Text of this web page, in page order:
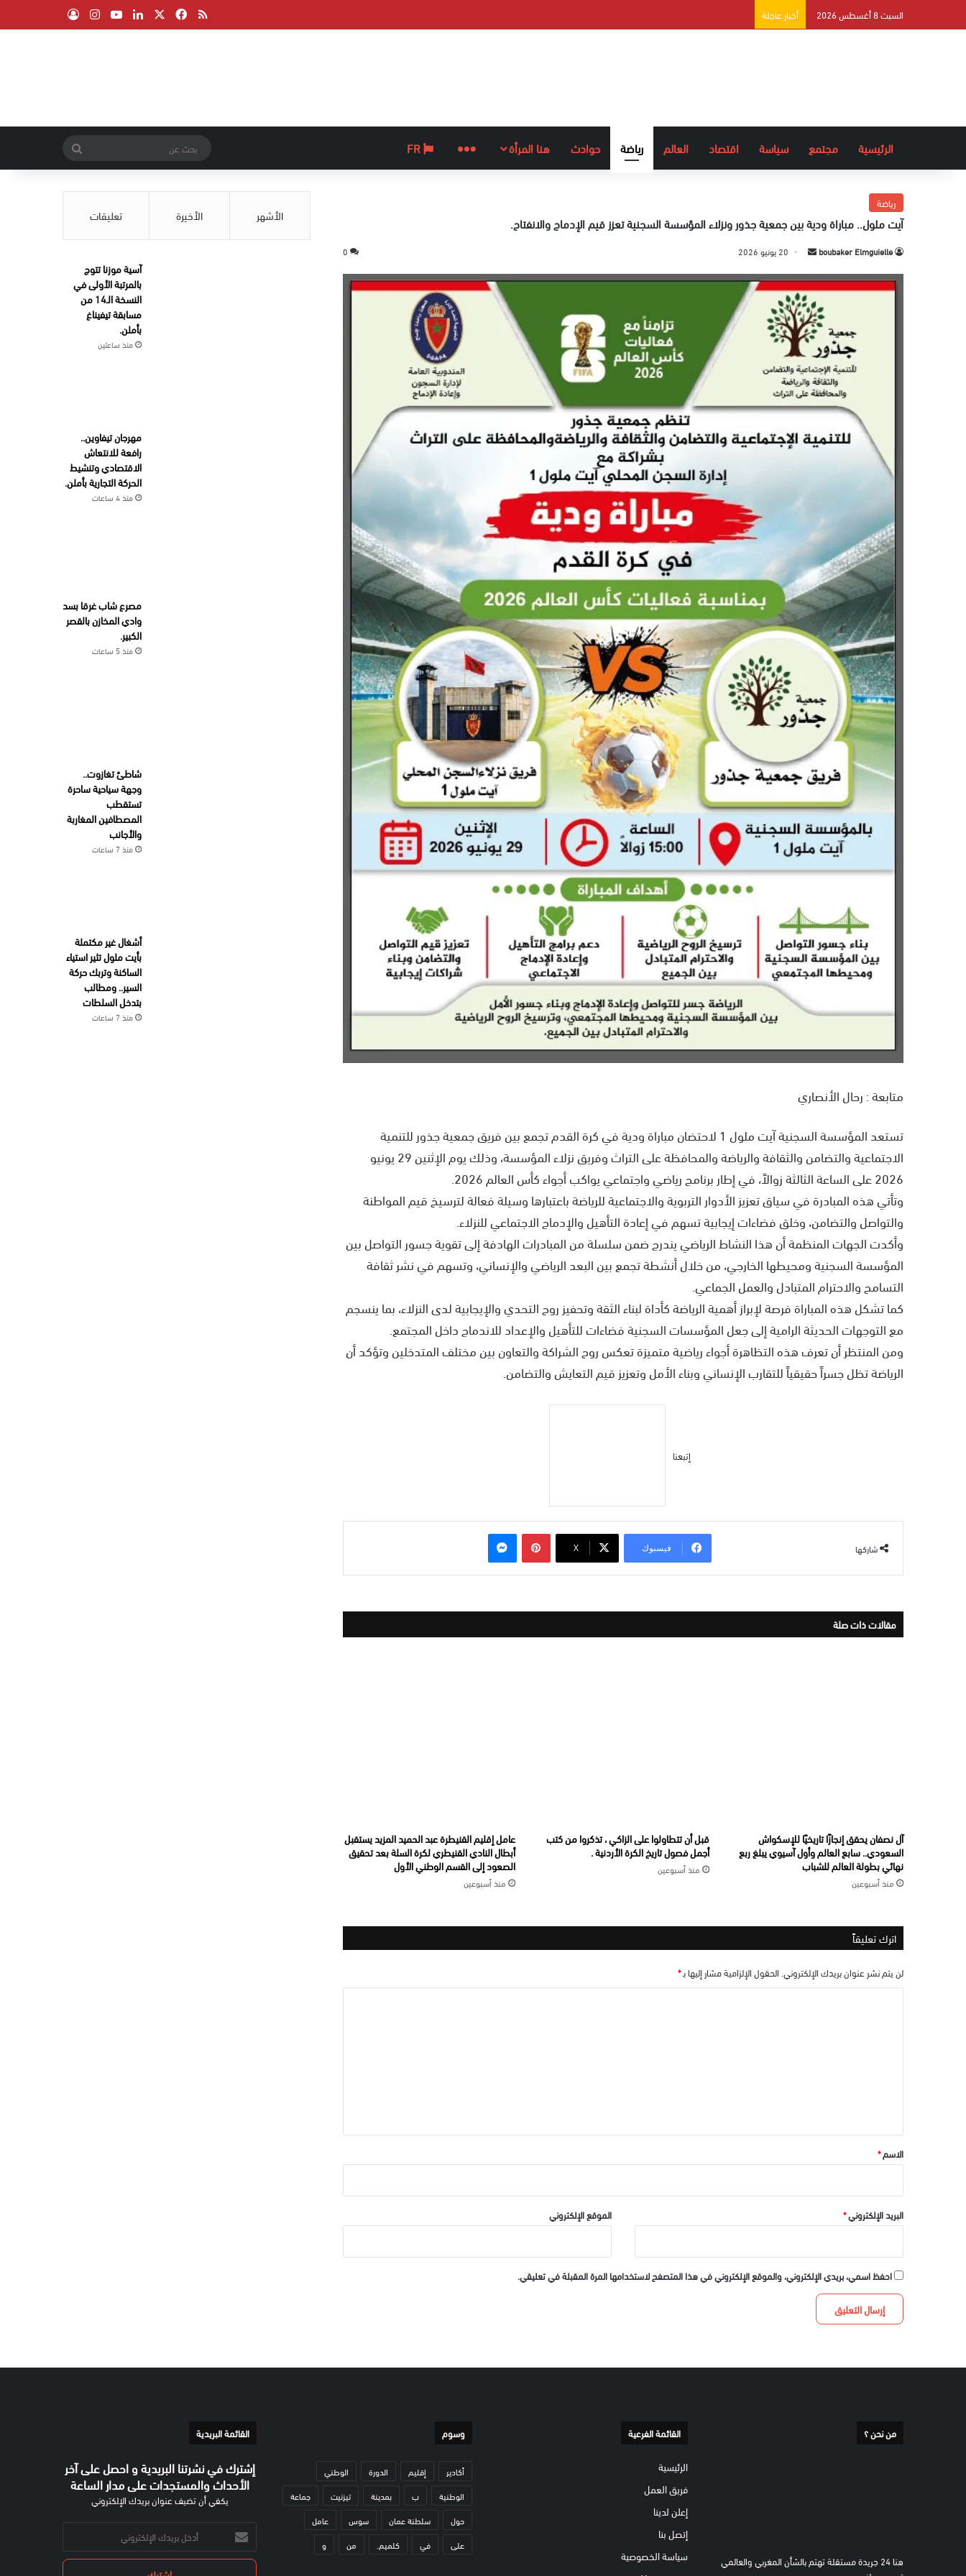
السبت 8 أغسطس 2026 أخبار عاجلة ملخص الموقع RSS
فيسبوك لينكدإن ‫YouTube
انستقرام
الرئيسية مجتمع سياسة اقتصاد العالم رياضة حوادث هنا المرأة المزيد
عن
رياضة
آيت ملول.. مباراة ودية بين جمعية جذور ونزلاء المؤسسة السجنية تعزز قيم الإدماج والانفتاح.
boubaker Elmguielle
س
ل
ب
ر
ي
د
ا
إ
ك
20 يونيو 2026 0
متابعة : رحال الأنصاري
تستعد المؤسسة السجنية آيت ملول 1 لاحتضان مباراة ودية في كرة القدم تجمع بين فريق جمعية جذور للتنمية
الاجتماعية والتضامن والثقافة والرياضة والمحافظة على التراث وفريق نزلاء المؤسسة، وذلك يوم الإثنين 29 يونيو
2026 على الساعة الثالثة زوالاً، في إطار برنامج رياضي واجتماعي يواكب أجواء كأس العالم 2026.
وتأتي هذه المبادرة في سياق تعزيز الأدوار التربوية والاجتماعية للرياضة باعتبارها وسيلة فعالة لترسيخ قيم المواطنة
والتواصل والتضامن، وخلق فضاءات إيجابية تسهم في إعادة التأهيل والإدماج الاجتماعي للنزلاء.
وأكدت الجهات المنظمة أن هذا النشاط الرياضي يندرج ضمن سلسلة من المبادرات الهادفة إلى تقوية جسور التواصل بين
المؤسسة السجنية ومحيطها الخارجي، من خلال أنشطة تجمع بين البعد الرياضي والإنساني، وتسهم في نشر ثقافة
التسامح والاحترام المتبادل والعمل الجماعي.
كما تشكل هذه المباراة فرصة لإبراز أهمية الرياضة كأداة لبناء الثقة وتحفيز روح التحدي والإيجابية لدى النزلاء، بما ينسجم
مع التوجهات الحديثة الرامية إلى جعل المؤسسات السجنية فضاءات للتأهيل والإعداد للاندماج داخل المجتمع.
ومن المنتظر أن تعرف هذه التظاهرة أجواء رياضية متميزة تعكس روح الشراكة والتعاون بين مختلف المتدخلين وتؤكد أن
الرياضة تظل جسراً حقيقياً للتقارب الإنساني وبناء الأمل وتعزيز قيم التعايش والتضامن.
إتبعنا
شاركها فيسبوك ‫X
بينتيريست
مقالات ذات صلة
آل نصفان يحقق إنجازًا تاريخيًا للإسكواش
السعودي.. سابع العالم وأول آسيوي يبلغ ربع
نهائي بطولة العالم للشباب
منذ أسبوعين
قبل أن تتطاولوا على الزاكي ، تذكروا من كتب
أجمل فصول تاريخ الكرة الأردنية .
منذ أسبوعين
عامل إقليم القنيطرة عبد الحميد المزيد يستقبل
أبطال النادي القنيطري لكرة السلة بعد تحقيق
الصعود إلى القسم الوطني الأول
منذ أسبوعين
اترك تعليقاً
لن يتم نشر عنوان بريدك الإلكتروني. الحقول الإلزامية مشار إليها بـ*
*الاسم*
البريد الإلكتروني* الموقع الإلكتروني
احفظ اسمي، بريدي الإلكتروني، والموقع الإلكتروني في هذا المتصفح لاستخدامها المرة المقبلة في تعليقي.
الأشهر الأخيرة تعليقات
آسية موزنا تتوج
بالمرتبة الأولى في
النسخة الـ14 من
مسابقة تيفيناغ
بأملن.
منذ ساعتين
مهرجان تيفاوين..
رافعة للانتعاش
الاقتصادي وتنشيط
الحركة التجارية بأملن.
منذ 4 ساعات
مصرع شاب غرقا بسد
وادي المخازن بالقصر
الكبير.
منذ 5 ساعات
شاطئ تغازوت..
وجهة سياحية ساحرة
تستقطب
المصطافين المغاربة
والأجانب
منذ 7 ساعات
أشغال غير مكتملة
بأيت ملول تثير استياء
الساكنة وتربك حركة
السير.. ومطالب
بتدخل السلطات
منذ 7 ساعات
من نحن ؟
هنا 24 جريدة مستقلة تهتم بالشأن المغربي والعالمي
القائمة الفرعية
الرئيسية
فريق العمل
إعلن لدينا
إتصل بنا
سياسة الخصوصية
وسوم
أكادير إقليم الدورة
الوطني
الوطنية
ب بمدينة تيزنيت
جماعة
حول
سلطنة عمان سوس
عامل
على
في كلميم. من و
القائمة البريدية
إشترك في نشرتنا البريدية و احصل على آخر
الأحداث والمستجدات على مدار الساعة
يكفي أن تضيف عنوان بريدك الإلكتروني
أدخل
بريدك
الإلكتروني